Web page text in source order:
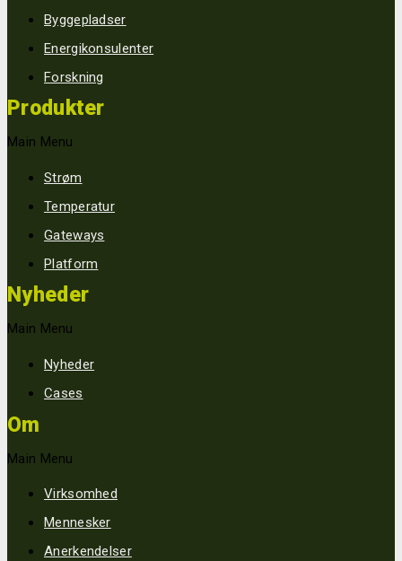
Byggepladser
Energikonsulenter
Forskning
Produkter
Main Menu
Strøm
Temperatur
Gateways
Platform
Nyheder
Main Menu
Nyheder
Cases
Om
Main Menu
Virksomhed
Mennesker
Anerkendelser